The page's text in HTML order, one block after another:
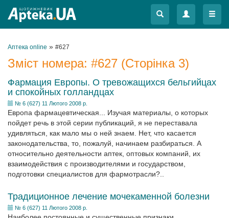
Меню
Меню
Аптека online » #627
Зміст номера: #627 (Сторінка 3)
Фармация Европы. О тревожащихся бельгийцах
и спокойных голландцах
№ 6 (627) 11 Лютого 2008 р.
Европа фармацевтическая... Изучая материалы, о которых
пойдет речь в этой серии публикаций, я не переставала
удивляться, как мало мы о ней знаем. Нет, что касается
законодательства, то, пожалуй, начинаем разбираться. А
относительно деятельности аптек, оптовых компаний, их
взаимодействия с производителями и государством,
подготовки специалистов для фармотрасли?..
Традиционное лечение мочекаменной болезни
№ 6 (627) 11 Лютого 2008 р.